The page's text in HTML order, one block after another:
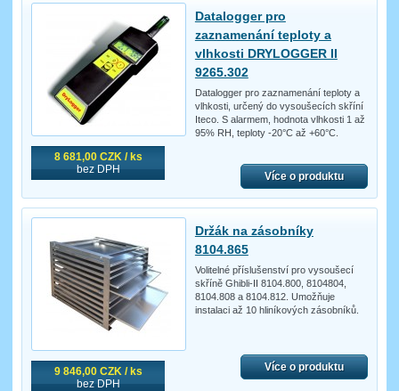
8 681,00 CZK / ks
bez DPH
Datalogger pro
zaznamenání teploty a
vlhkosti DRYLOGGER II
9265.302
Datalogger pro zaznamenání teploty a
vlhkosti, určený do vysoušecích skříní
Iteco. S alarmem, hodnota vlhkosti 1 až
95% RH, teploty -20°C až +60°C.
Více o produktu
9 846,00 CZK / ks
bez DPH
Držák na zásobníky
8104.865
Volitelné příslušenství pro vysoušecí
skříně Ghibli-II 8104.800, 8104804,
8104.808 a 8104.812. Umožňuje
instalaci až 10 hliníkových zásobníků.
Více o produktu